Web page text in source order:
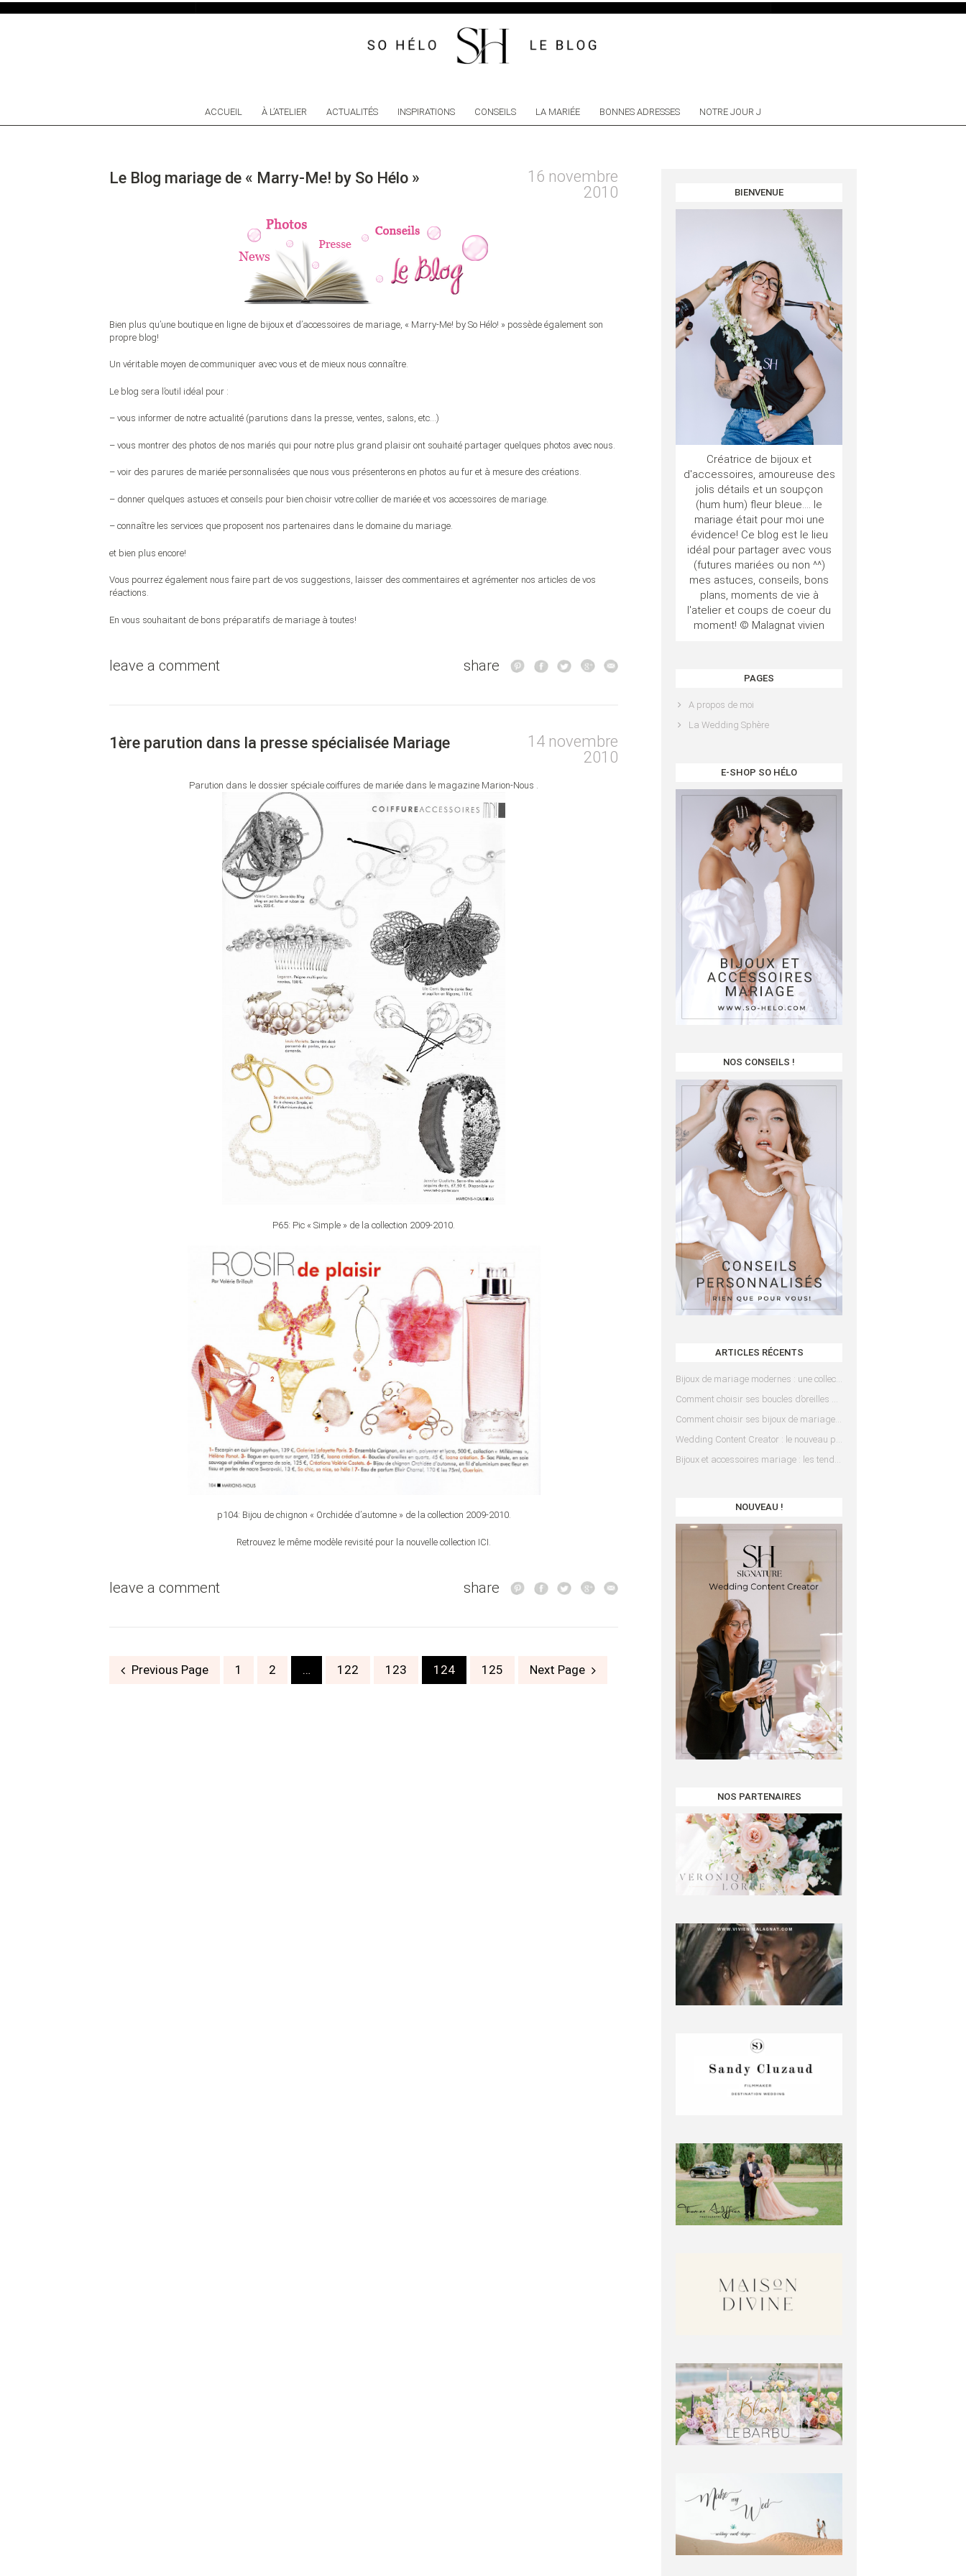
ACCUEIL À L’ATELIER ACTUALITÉS INSPIRATIONS CONSEILS LA MARIÉE BONNES ADRESSES NOTRE JOUR J
Le Blog mariage de « Marry-Me! by So Hélo »
16 novembre
2010
Bien plus qu’une boutique en ligne de bijoux et d’accessoires de mariage, « Marry-Me! by So Hélo! » possède également son
propre blog!
Un véritable moyen de communiquer avec vous et de mieux nous connaître.
Le blog sera l’outil idéal pour :
– vous informer de notre actualité (parutions dans la presse, ventes, salons, etc…)
– vous montrer des photos de nos mariés qui pour notre plus grand plaisir ont souhaité partager quelques photos avec nous.
– voir des parures de mariée personnalisées que nous vous présenterons en photos au fur et à mesure des créations.
– donner quelques astuces et conseils pour bien choisir votre collier de mariée et vos accessoires de mariage.
– connaître les services que proposent nos partenaires dans le domaine du mariage.
et bien plus encore!
Vous pourrez également nous faire part de vos suggestions, laisser des commentaires et agrémenter nos articles de vos
réactions.
En vous souhaitant de bons préparatifs de mariage à toutes!
leave a comment share
1ère parution dans la presse spécialisée Mariage
14 novembre
2010
Parution dans le dossier spéciale coiffures de mariée dans le magazine Marion-Nous .
P65: Pic « Simple » de la collection 2009-2010.
p104: Bijou de chignon « Orchidée d’automne » de la collection 2009-2010.
Retrouvez le même modèle revisité pour la nouvelle collection ICI.
leave a comment share
Posts
Previous Page 1 2 … 122 123 124 125 Next Page
BIENVENUE
Créatrice de bijoux et
d'accessoires, amoureuse des
jolis détails et un soupçon
(hum hum) fleur bleue.... le
mariage était pour moi une
évidence! Ce blog est le lieu
idéal pour partager avec vous
(futures mariées ou non ^^)
mes astuces, conseils, bons
plans, moments de vie à
l'atelier et coups de coeur du
moment! © Malagnat vivien
PAGES
A propos de moi
La Wedding Sphère
E-SHOP SO HÉLO
NOS CONSEILS !
ARTICLES RÉCENTS
NOUVEAU !
NOS PARTENAIRES